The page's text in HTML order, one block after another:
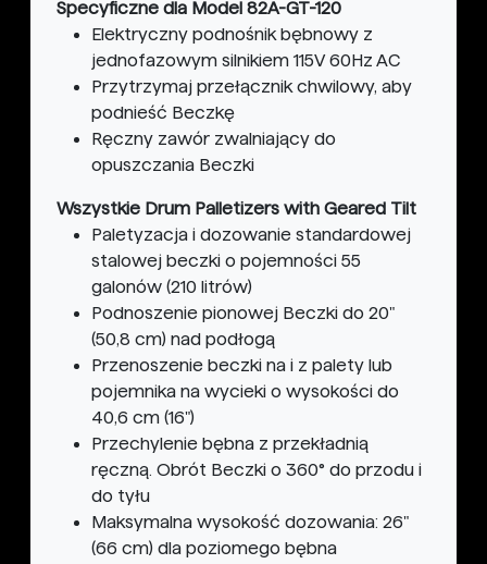
Specyficzne dla Model 82A-GT-120
Elektryczny podnośnik bębnowy z
jednofazowym silnikiem 115V 60Hz AC
Przytrzymaj przełącznik chwilowy, aby
podnieść Beczkę
Ręczny zawór zwalniający do
opuszczania Beczki
Wszystkie Drum Palletizers with Geared Tilt
Paletyzacja i dozowanie standardowej
stalowej beczki o pojemności 55
galonów (210 litrów)
Podnoszenie pionowej Beczki do 20"
(50,8 cm) nad podłogą
Przenoszenie beczki na i z palety lub
pojemnika na wycieki o wysokości do
40,6 cm (16")
Przechylenie bębna z przekładnią
ręczną. Obrót Beczki o 360° do przodu i
do tyłu
Maksymalna wysokość dozowania: 26"
(66 cm) dla poziomego bębna